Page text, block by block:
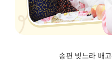
송편 빚느라 배